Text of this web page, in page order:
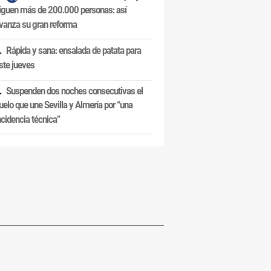
más de 200.000 personas: así
su gran reforma
Rápida y sana: ensalada de patata para
jueves
Suspenden dos noches consecutivas el
que une Sevilla y Almería por “una
técnica”